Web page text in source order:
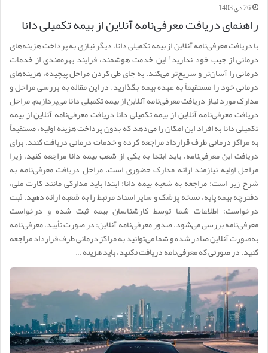
26 دی 1403
راهنمای دریافت معرفی‌نامه آنلاین از بیمه تکمیلی دانا
با دریافت معرفی‌نامه آنلاین از بیمه تکمیلی دانا، دیگر نیازی به پرداخت هزینه‌های
درمانی از جیب خود ندارید! این خدمت هوشمند، فرایند بهره‌مندی از خدمات
درمانی را آسان‌تر و سریع‌تر می‌کند. به جای طی کردن مراحل پیچیده، هزینه‌های
درمانی خود را مستقیماً به عهده بیمه بگذارید. در این مقاله به بررسی مراحل و
مدارک مورد نیاز دریافت معرفی‌نامه آنلاین از بیمه تکمیلی دانا می‌پردازیم. مراحل
دریافت معرفی‌نامه آنلاین از بیمه تکمیلی دانا دریافت معرفی‌نامه آنلاین از بیمه
تکمیلی دانا به افراد این امکان را می‌دهد که بدون پرداخت هزینه اولیه، مستقیماً
به مراکز درمانی طرف قرارداد مراجعه کرده و خدمات درمانی دریافت کنند. برای
دریافت این معرفی‌نامه، باید ابتدا به یکی از شعب بیمه دانا مراجعه کنید، زیرا
مراحل اولیه نیازمند ارائه مدارک حضوری است. مراحل دریافت معرفی‌نامه به
شرح زیر است: مراجعه به شعبه بیمه دانا: ابتدا باید مدارکی مانند کارت ملی،
دفترچه بیمه پایه، نسخه پزشک و سایر اسناد مرتبط را به شعبه ارائه دهید. ثبت
درخواست: اطلاعات شما توسط کارشناسان بیمه ثبت شده و درخواست
معرفی‌نامه بررسی می‌شود. صدور معرفی‌نامه آنلاین: در صورت تأیید، معرفی‌نامه
به‌صورت آنلاین صادر شده و شما می‌توانید به مراکز درمانی طرف قرارداد مراجعه
کنید. در صورتی که معرفی‌نامه دریافت نکنید، باید هزینه …